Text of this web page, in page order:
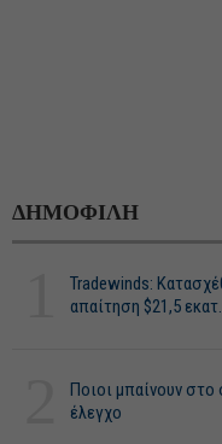
ΔΗΜΟΦΙΛΗ
Tradewinds:
απαίτηση $21,5
Ποιοι μπαίνουν
έλεγχο